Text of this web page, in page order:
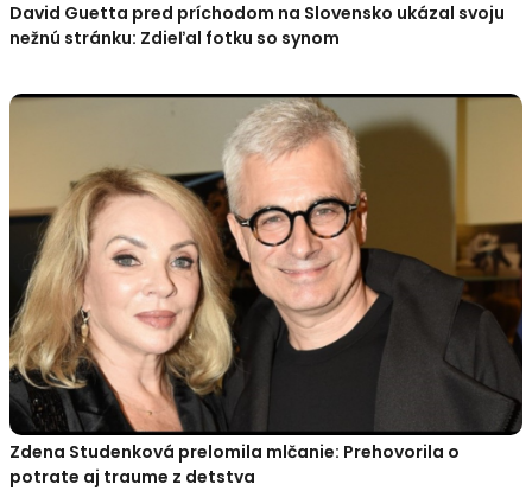
David Guetta pred príchodom na Slovensko ukázal svoju
nežnú stránku: Zdieľal fotku so synom
Zdena Studenková prelomila mlčanie: Prehovorila o
potrate aj traume z detstva